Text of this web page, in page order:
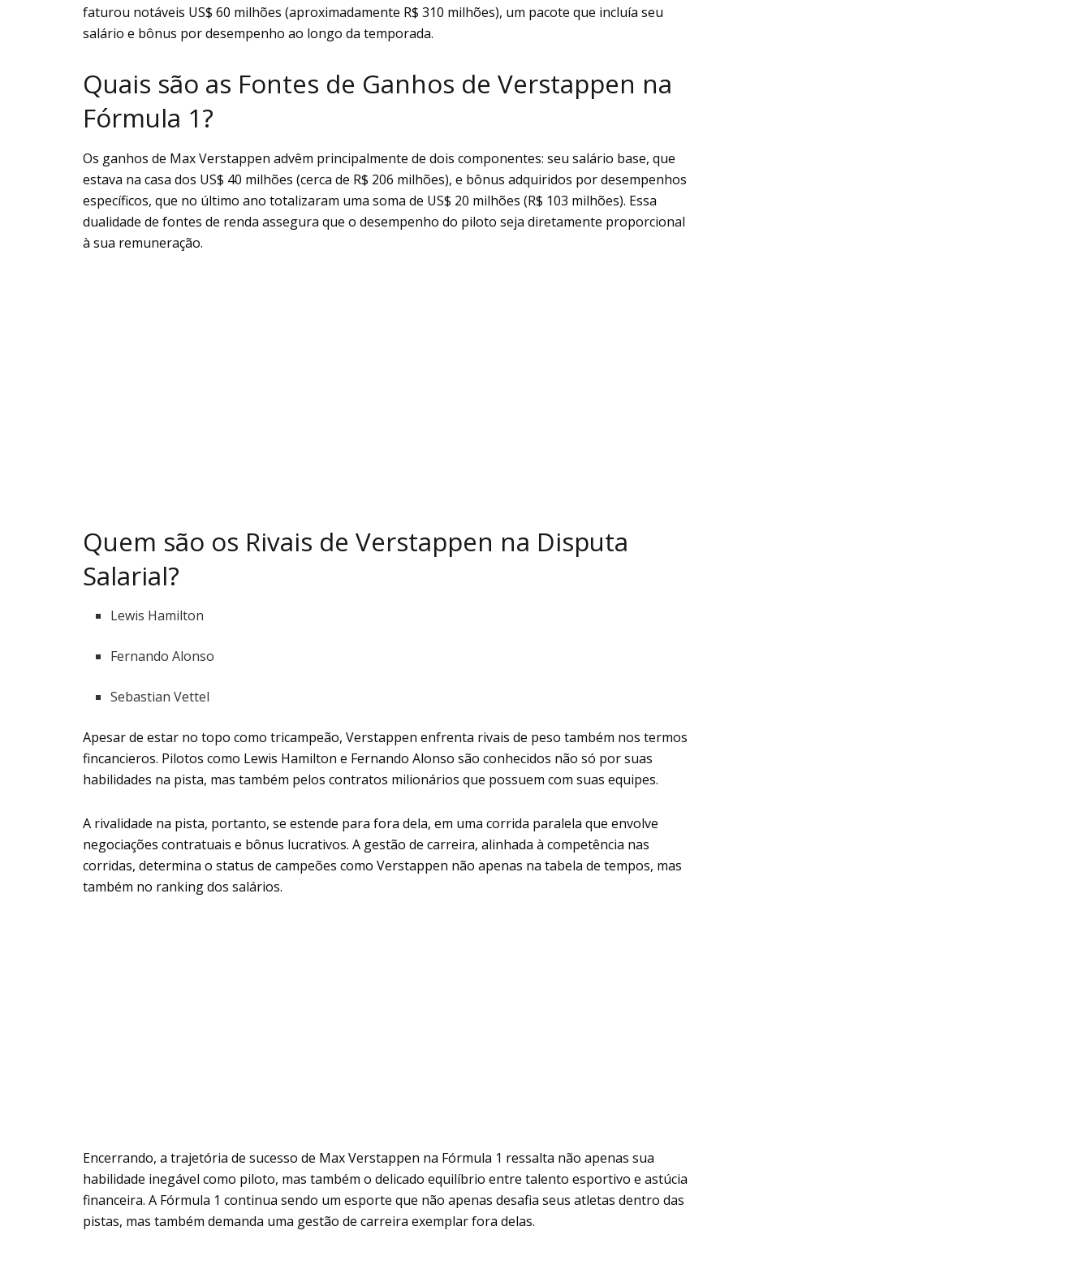
faturou notáveis US$ 60 milhões (aproximadamente R$ 310 milhões), um pacote que incluía seu
salário e bônus por desempenho ao longo da temporada.
Quais são as Fontes de Ganhos de Verstappen na
Fórmula 1?
Os ganhos de Max Verstappen advêm principalmente de dois componentes: seu salário base, que
estava na casa dos US$ 40 milhões (cerca de R$ 206 milhões), e bônus adquiridos por desempenhos
específicos, que no último ano totalizaram uma soma de US$ 20 milhões (R$ 103 milhões). Essa
dualidade de fontes de renda assegura que o desempenho do piloto seja diretamente proporcional
à sua remuneração.
Quem são os Rivais de Verstappen na Disputa
Salarial?
Lewis Hamilton
Fernando Alonso
Sebastian Vettel
Apesar de estar no topo como tricampeão, Verstappen enfrenta rivais de peso também nos termos
fincancieros. Pilotos como Lewis Hamilton e Fernando Alonso são conhecidos não só por suas
habilidades na pista, mas também pelos contratos milionários que possuem com suas equipes.
A rivalidade na pista, portanto, se estende para fora dela, em uma corrida paralela que envolve
negociações contratuais e bônus lucrativos. A gestão de carreira, alinhada à competência nas
corridas, determina o status de campeões como Verstappen não apenas na tabela de tempos, mas
também no ranking dos salários.
Encerrando, a trajetória de sucesso de Max Verstappen na Fórmula 1 ressalta não apenas sua
habilidade inegável como piloto, mas também o delicado equilíbrio entre talento esportivo e astúcia
financeira. A Fórmula 1 continua sendo um esporte que não apenas desafia seus atletas dentro das
pistas, mas também demanda uma gestão de carreira exemplar fora delas.